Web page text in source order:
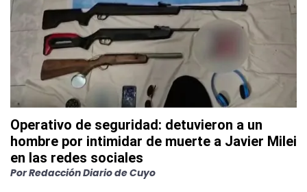
Operativo de seguridad: detuvieron a un
hombre por intimidar de muerte a Javier Milei
en las redes sociales
PorRedacción Diario de Cuyo